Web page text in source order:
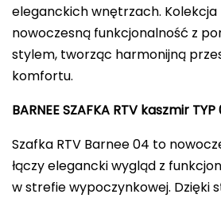
eleganckich wnętrzach. Kolekcja
nowoczesną funkcjonalność z
stylem, tworząc harmonijną
komfortu.
BARNEE SZAFKA RTV kaszmir
Szafka RTV Barnee 04 to
łączy elegancki wygląd z
w strefie wypoczynkowej. Dzięki